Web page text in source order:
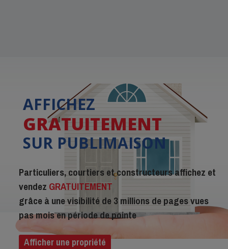
AFFICHEZ
GRATUITEMENT
SUR PUBLIMAISON
Particuliers, courtiers et constructeurs affichez et
vendez GRATUITEMENT
grâce à une visibilité de 3 millions de pages vues
pas mois en période de pointe
Afficher une propriété